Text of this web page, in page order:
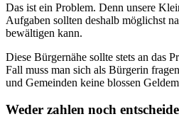
Das ist ein Problem. Denn unsere
Aufgaben sollten deshalb möglichst
bewältigen kann.
Diese Bürgernähe sollte stets an das
Fall muss man sich als Bürgerin
und Gemeinden keine blossen
Weder zahlen noch